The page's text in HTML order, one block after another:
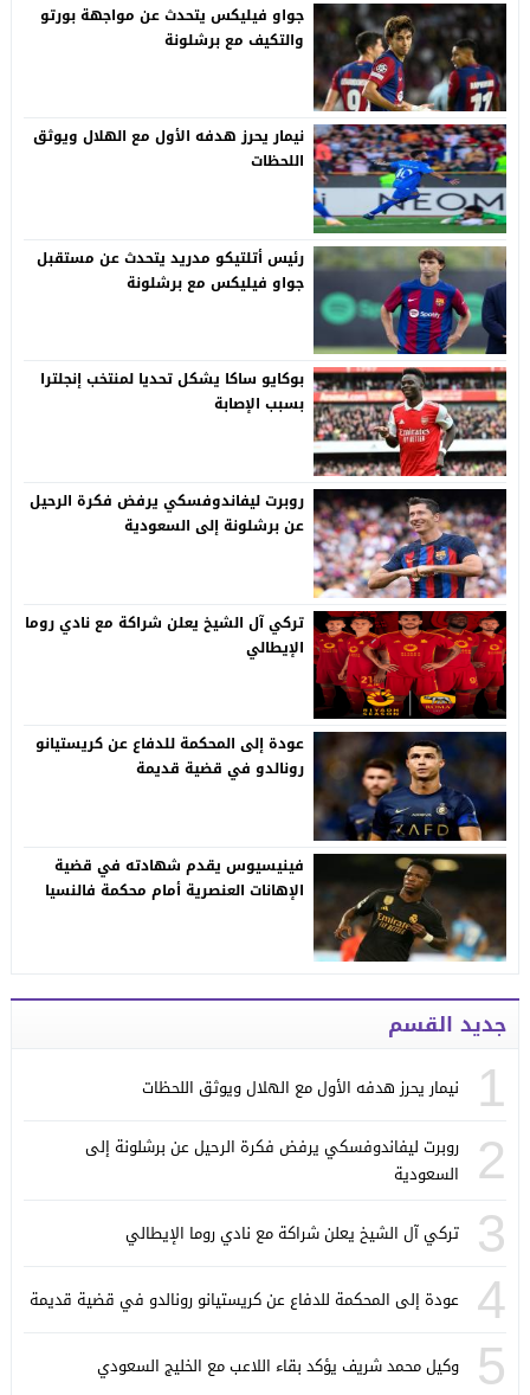
جواو فيليكس يتحدث عن مواجهة بورتو
والتكيف مع برشلونة
نيمار يحرز هدفه الأول مع الهلال ويوثق
اللحظات
رئيس أتلتيكو مدريد يتحدث عن مستقبل
جواو فيليكس مع برشلونة
بوكايو ساكا يشكل تحديا لمنتخب إنجلترا
بسبب الإصابة
روبرت ليفاندوفسكي يرفض فكرة الرحيل
عن برشلونة إلى السعودية
تركي آل الشيخ يعلن شراكة مع نادي روما
الإيطالي
عودة إلى المحكمة للدفاع عن كريستيانو
رونالدو في قضية قديمة
فينيسيوس يقدم شهادته في قضية
الإهانات العنصرية أمام محكمة فالنسيا
جديد القسم
1 نيمار يحرز هدفه الأول مع الهلال ويوثق اللحظات
2
روبرت ليفاندوفسكي يرفض فكرة الرحيل عن برشلونة إلى
السعودية
3 تركي آل الشيخ يعلن شراكة مع نادي روما الإيطالي
4 عودة إلى المحكمة للدفاع عن كريستيانو رونالدو في قضية قديمة
5 وكيل محمد شريف يؤكد بقاء اللاعب مع الخليج السعودي